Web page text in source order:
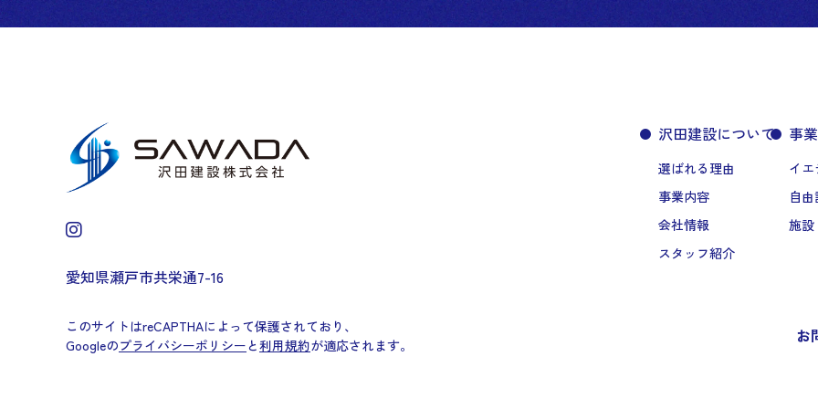
愛知県瀬戸市共栄通7-16
沢田建設について
選ばれる理由
事業内容
会社情報
スタッフ紹介
事
イ
自
施設
お
このサイトはreCAPTHAによって保護されており、
Googleのプライバシーポリシー と利用規約が適応されます。